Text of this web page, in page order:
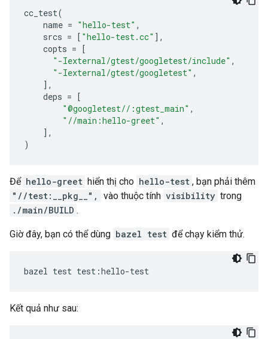
cc_test(
name = "hello-test" ,
srcs = [ "hello-test.cc" ],
copts = [
"-Iexternal/gtest/googletest/include" ,
"-Iexternal/gtest/googletest" ,
],
deps = [
"@googletest//:gtest_main" ,
"//main:hello-greet" ,
],
)
Để hello-greet hiển thị cho hello-test , bạn phải thêm
"//test:__pkg__",
vào thuộc tính visibility trong
./main/BUILD .
Giờ đây, bạn có thể dùng bazel test để chạy kiểm thử.
bazel test test :hello-test
Kết quả như sau: